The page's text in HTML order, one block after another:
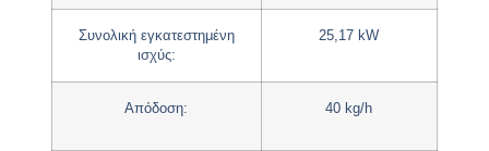
Συνολική εγκατεστημένη
ισχύς:
25,17 kW
Απόδοση: 40 kg/h